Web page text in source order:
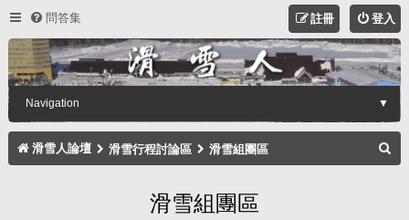
問答集 登入
註冊
Navigation ▼
滑雪人論壇 滑雪行程討論區 滑雪組團區
滑雪組團區